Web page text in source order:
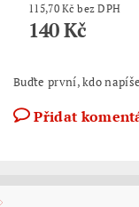
115,70 Kč bez DPH
140 Kč
Buďte první, kdo
Přidat